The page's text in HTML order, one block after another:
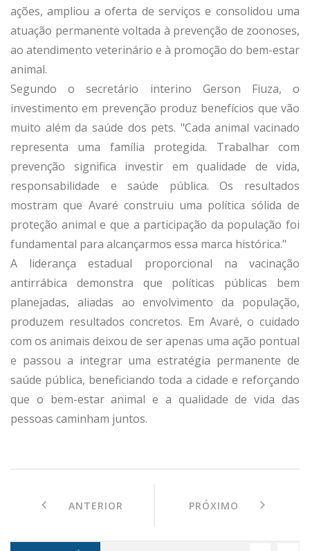
ações, ampliou a oferta de serviços e consolidou uma
atuação permanente voltada à prevenção de zoonoses,
ao atendimento veterinário e à promoção do bem-estar
animal.
Segundo o secretário interino Gerson Fiuza, o
investimento em prevenção produz benefícios que vão
muito além da saúde dos pets. "Cada animal vacinado
representa uma família protegida. Trabalhar com
prevenção significa investir em qualidade de vida,
responsabilidade e saúde pública. Os resultados
mostram que Avaré construiu uma política sólida de
proteção animal e que a participação da população foi
fundamental para alcançarmos essa marca histórica."
A liderança estadual proporcional na vacinação
antirrábica demonstra que políticas públicas bem
planejadas, aliadas ao envolvimento da população,
produzem resultados concretos. Em Avaré, o cuidado
com os animais deixou de ser apenas uma ação pontual
e passou a integrar uma estratégia permanente de
saúde pública, beneficiando toda a cidade e reforçando
que o bem-estar animal e a qualidade de vida das
pessoas caminham juntos.
ANTERIOR PRÓXIMO